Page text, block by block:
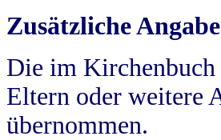
Zusätzliche
Die im Kirchenbuch
Eltern oder weitere
übernommen.